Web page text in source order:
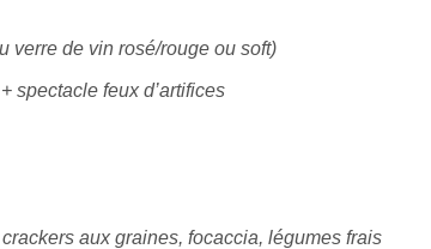
verre de vin rosé/rouge ou soft)
spectacle feux d’artifices
aux graines, focaccia, légumes frais